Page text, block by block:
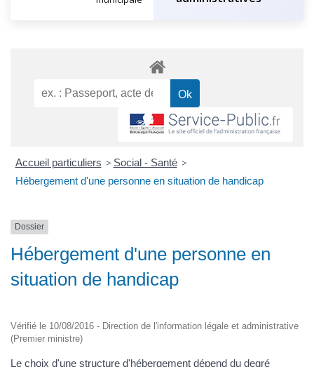
Accueil particuliers > Social - Santé >
Hébergement d'une personne en situation de handicap
Dossier
Hébergement d'une personne en
situation de handicap
Vérifié le 10/08/2016 - Direction de l'information légale et administrative
(Premier ministre)
Le choix d'une structure d'hébergement dépend du degré